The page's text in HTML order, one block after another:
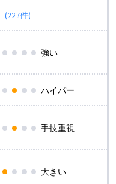
(227件)
強い
ハイパー
手技重視
大きい